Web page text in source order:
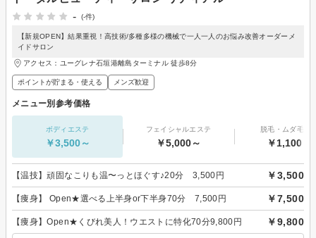
-
(-件)
【新規OPEN】結果重視！高技術/多種多様の機械で一人一人のお悩み改善オーダーメ
イドサロン
アクセス：ユーグレナ石垣港離島ターミナル 徒歩8分
ポイントが貯まる・使える メンズ歓迎
メニュー別参考価格
ボディエステ
￥3,500～
フェイシャルエステ
￥5,000～
脱毛・ムダ毛処
￥1,100～
【温技】頑固なこりも温〜っとほぐす♪20分 3,500円 ￥3,500
【痩身】 Open★選べる上半身or下半身70分 7,500円 ￥7,500
【痩身】Open★くびれ美人！ウエストに特化70分9,800円 ￥9,800